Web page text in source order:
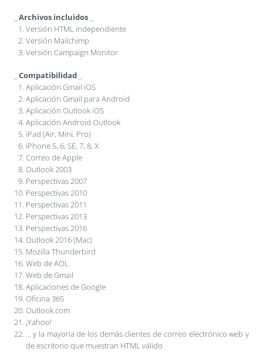
Archivos incluidos
Versión HTML independiente
Versión Mailchimp
Versión Campaign Monitor
Compatibilidad
Aplicación Gmail iOS
Aplicación Gmail para Android
Aplicación Outlook iOS
Aplicación Android Outlook
iPad (Air, Mini, Pro)
iPhone 5, 6, SE, 7, 8, X
Correo de Apple
Outlook 2003
Perspectivas 2007
Perspectivas 2010
Perspectivas 2011
Perspectivas 2013
Perspectivas 2016
Outlook 2016 (Mac)
Mozilla Thunderbird
Web de AOL
Web de Gmail
Aplicaciones de Google
Oficina 365
Outlook.com
¡Yahoo!
… y la mayoría de los demás clientes de correo electrónico web y
de escritorio que muestran HTML válido